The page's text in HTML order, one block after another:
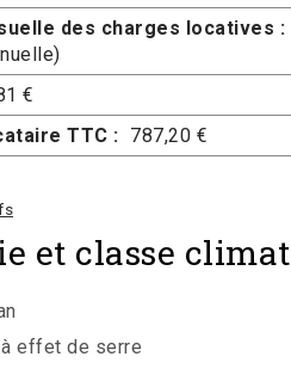
des charges locatives :
€
TTC : 787,20 €
et classe climat
effet de serre